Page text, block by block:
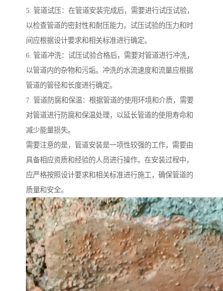
5. 管道试压：在管道安装完成后，需要进行试压试验，
以检查管道的密封性和耐压能力。试压试验的压力和时
间应根据设计要求和相关标准进行确定。
6. 管道冲洗：试压试验合格后，需要对管道进行冲洗，
以管道内的杂物和污垢。冲洗的水流速度和流量应根据
管道的管径和长度进行确定。
7. 管道防腐和保温：根据管道的使用环境和介质，需要
对管道进行防腐和保温处理，以延长管道的使用寿命和
减少能量损失。
需要注意的是，管道安装是一项性较强的工作，需要由
具备相应资质和经验的人员进行操作。在安装过程中，
应严格按照设计要求和相关标准进行施工，确保管道的
质量和安全。